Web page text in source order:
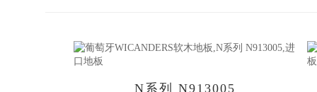
N系列 N913005